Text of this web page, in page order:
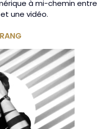
à mi-chemin entre
une vidéo.